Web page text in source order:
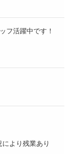
フ活躍中です！
より残業あり